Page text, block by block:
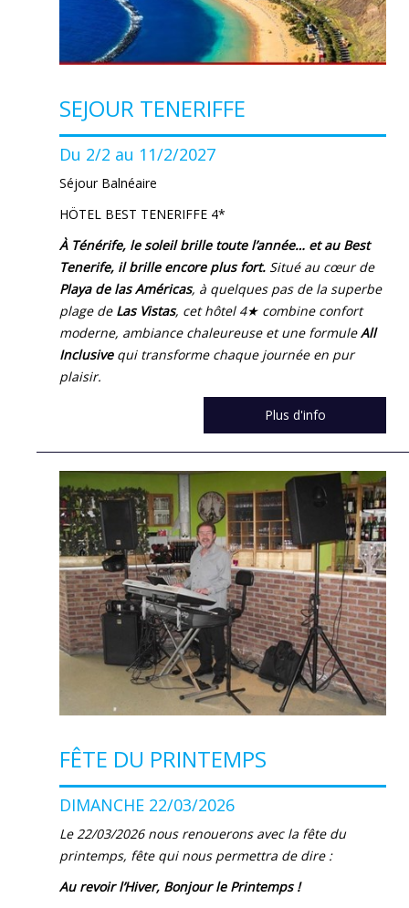
SEJOUR TENERIFFE
Du 2/2 au 11/2/2027
Séjour Balnéaire
HÖTEL BEST TENERIFFE 4*
À Ténérife, le soleil brille toute l’année… et au Best
Tenerife, il brille encore plus fort. Situé au cœur de
Playa de las Américas, à quelques pas de la superbe
plage de Las Vistas, cet hôtel 4★ combine confort
moderne, ambiance chaleureuse et une formuleAll
Inclusive qui transforme chaque journée en pur
plaisir.
Plus d'info
FÊTE DU PRINTEMPS
DIMANCHE 22/03/2026
Le 22/03/2026 nous renouerons avec la fête du
printemps, fête qui nous permettra de dire :
Au revoir l’Hiver, Bonjour le Printemps !